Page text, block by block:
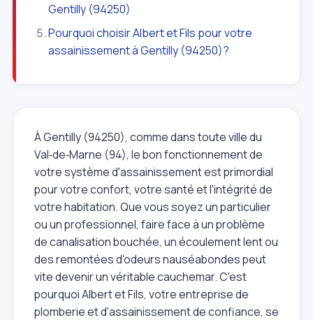
Gentilly (94250)
Pourquoi choisir Albert et Fils pour votre
assainissement à Gentilly (94250)?
À Gentilly (94250), comme dans toute ville du
Val‑de‑Marne (94), le bon fonctionnement de
votre système d'assainissement est primordial
pour votre confort, votre santé et l'intégrité de
votre habitation. Que vous soyez un particulier
ou un professionnel, faire face à un problème
de canalisation bouchée, un écoulement lent ou
des remontées d'odeurs nauséabondes peut
vite devenir un véritable cauchemar. C'est
pourquoi Albert et Fils, votre entreprise de
plomberie et d'assainissement de confiance, se